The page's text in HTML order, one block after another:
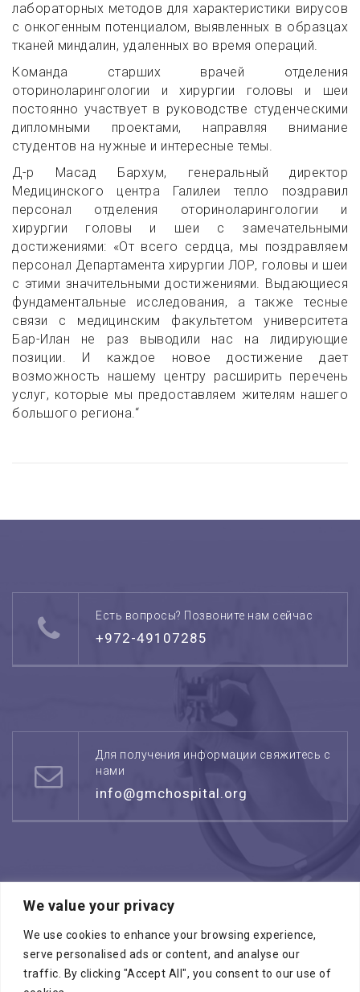
We value your privacy
We use cookies to enhance your browsing experience,
serve personalised ads or content, and analyse our
traffic. By clicking "Accept All", you consent to our use of
лабораторных методов для характеристики вирусов
с онкогенным потенциалом, выявленных в образцах
тканей миндалин, удаленных во время операций.
Команда старших врачей отделения
оториноларингологии и хирургии головы и шеи
постоянно участвует в руководстве студенческими
дипломными проектами, направляя внимание
студентов на нужные и интересные темы.
Д-р Масад Бархум, генеральный директор
Медицинского центра Галилеи тепло поздравил
персонал отделения оториноларингологии и
хирургии головы и шеи с замечательными
достижениями: «От всего сердца, мы поздравляем
персонал Департамента хирургии ЛОР, головы и шеи
с этими значительными достижениями. Выдающиеся
фундаментальные исследования, а также тесные
связи с медицинским факультетом университета
Бар-Илан не раз выводили нас на лидирующие
позиции. И каждое новое достижение дает
возможность нашему центру расширить перечень
услуг, которые мы предоставляем жителям нашего
большого региона.“
Есть вопросы? Позвоните нам сейчас
+972-49107285
Для получения информации свяжитесь с
нами
info@gmchospital.org
Режим работы: воскресенье -четверг
08:00 - 17:00